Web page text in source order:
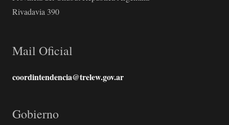
Rivadavia 390
Mail Oficial
coordintendencia@trelew.gov.ar
Gobierno